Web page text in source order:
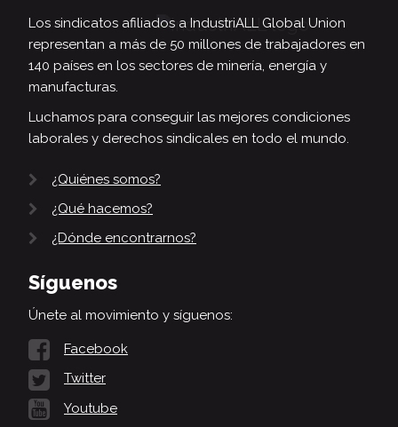
Los sindicatos afiliados a IndustriALL Global Union
representan a más de 50 millones de trabajadores en
140 países en los sectores de minería, energía y
manufacturas.
Luchamos para conseguir las mejores condiciones
laborales y derechos sindicales en todo el mundo.
¿Quiénes somos?
¿Qué hacemos?
¿Dónde encontrarnos?
Síguenos
Únete al movimiento y síguenos:
Facebook
Twitter
Youtube